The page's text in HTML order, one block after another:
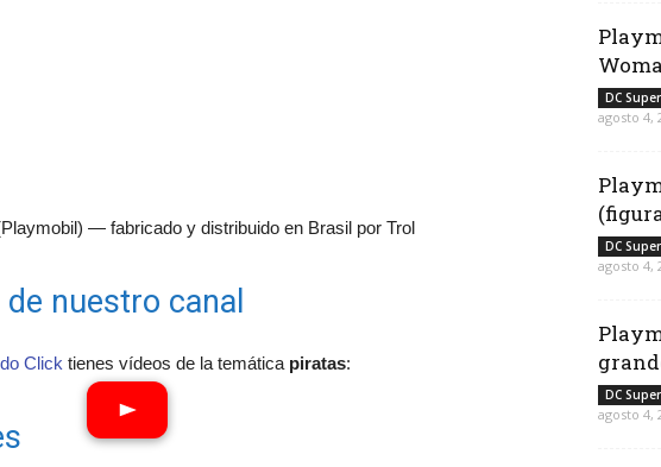
— fabricado y distribuido en Brasil por Trol
nuestro canal
Click tienes vídeos de la temática piratas:
DC
agosto 4,
DC
agosto 4,
DC
agosto 4,